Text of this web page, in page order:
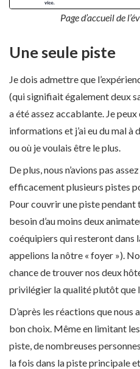
Page d’accueil de
Une seule piste
Je dois admettre que
(qui signifiait également deux
a été assez accablante. Je
informations et j’ai eu du mal à
ou où je voulais être le plus.
De plus, nous n’avions pas
efficacement plusieurs pistes
Pour couvrir une piste pendant
besoin d’au moins deux
coéquipiers qui resteront dans
appelions la nôtre « foyer »).
chance de trouver nos deux
privilégier la qualité plutôt que
D’après les réactions que nous
bon choix. Même en limitant
piste, de nombreuses
la fois dans la piste principale